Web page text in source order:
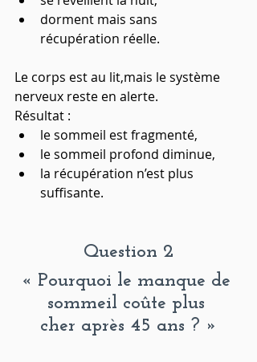
dorment mais sans
récupération réelle.
Le corps est au lit,mais le système
nerveux reste en alerte.
Résultat :
le sommeil est fragmenté,
le sommeil profond diminue,
la récupération n’est plus
suffisante.
Question 2
« Pourquoi le manque de
sommeil coûte plus
cher après 45 ans ? »